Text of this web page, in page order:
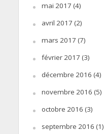
mai 2017 (4)
avril 2017 (2)
mars 2017 (7)
février 2017 (3)
décembre 2016 (4)
novembre 2016 (5)
octobre 2016 (3)
septembre 2016 (1)